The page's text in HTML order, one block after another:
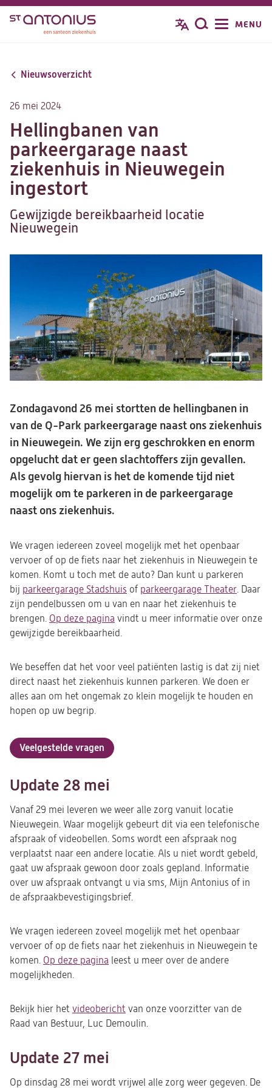
Overslaan
inhoud
Zoeken
MENU
Nieuwsoverzicht
26 mei 2024
Hellingbanen van
parkeergarage naast
ziekenhuis in Nieuwegein
ingestort
Gewijzigde bereikbaarheid locatie
Nieuwegein
Zondagavond 26 mei stortten de hellingbanen in
van de Q-Park parkeergarage naast ons ziekenhuis
in Nieuwegein. We zijn erg geschrokken en enorm
opgelucht dat er geen slachtoffers zijn gevallen.
Als gevolg hiervan is het de komende tijd niet
mogelijk om te parkeren in de parkeergarage
naast ons ziekenhuis.
We vragen iedereen zoveel mogelijk met het openbaar
vervoer of op de fiets naar het ziekenhuis in Nieuwegein te
komen. Komt u toch met de auto? Dan kunt u parkeren
bij parkeergarage Stadshuis (opent
in
een
of parkeergarage Theater(opent
een
. Daar
zijn pendelbussen om u van en naar het ziekenhuis te
brengen. Op deze pagina vindt u meer informatie over onze
gewijzigde bereikbaarheid.
We beseffen dat het voor veel patiënten lastig is dat zij niet
direct naast het ziekenhuis kunnen parkeren. We doen er
alles aan om het ongemak zo klein mogelijk te houden en
hopen op uw begrip.
Veelgestelde vragen
Update 28 mei
Vanaf 29 mei leveren we weer alle zorg vanuit locatie
Nieuwegein. Waar mogelijk gebeurt dit via een telefonische
afspraak of videobellen. Soms wordt een afspraak nog
verplaatst naar een andere locatie. Als u niet wordt gebeld,
gaat uw afspraak gewoon door zoals gepland. Informatie
over uw afspraak ontvangt u via sms, Mijn Antonius of in
de afspraakbevestigingsbrief.
We vragen iedereen zoveel mogelijk met het openbaar
vervoer of op de fiets naar het ziekenhuis in Nieuwegein te
komen. Op deze pagina leest u meer over de andere
mogelijkheden.
Bekijk hier het videobericht (opent
in
van onze voorzitter van de
Raad van Bestuur, Luc Demoulin.
Update 27 mei
Op dinsdag 28 mei wordt vrijwel alle zorg weer gegeven. De